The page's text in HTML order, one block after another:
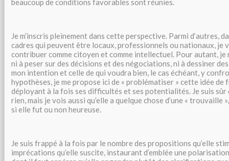
beaucoup de conditions favorables sont réunies.
Je m’inscris pleinement dans cette perspective. Parmi d‘autres,
cadres qui peuvent être locaux, professionnels ou nationaux, je
contribuer comme citoyen et comme intellectuel. Pour autant, je
ni à peser sur des décisions et des négociations, ni à dessiner
mon intention et celle de qui voudra bien, le cas échéant, y
hypothèses, je me propose ici de « problématiser » cette idée de
déployant à la fois ses difficultés et ses potentialités. Je suis sûr
rien, mais je vois aussi qu’elle a quelque chose d’une « trouvaille
si elle fut ou non heureuse.
Je suis frappé à la fois par le nombre des propositions qu’elle
imprécations qu’elle suscite, instaurant d’emblée une